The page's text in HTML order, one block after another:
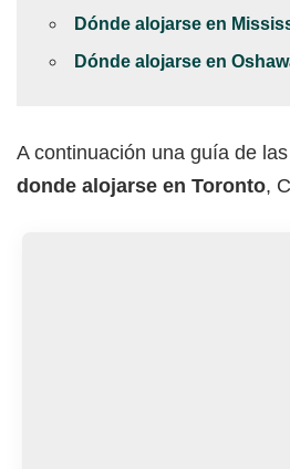
Dónde alojarse en
Dónde alojarse en
A continuación una guía de las
donde alojarse en Toronto,